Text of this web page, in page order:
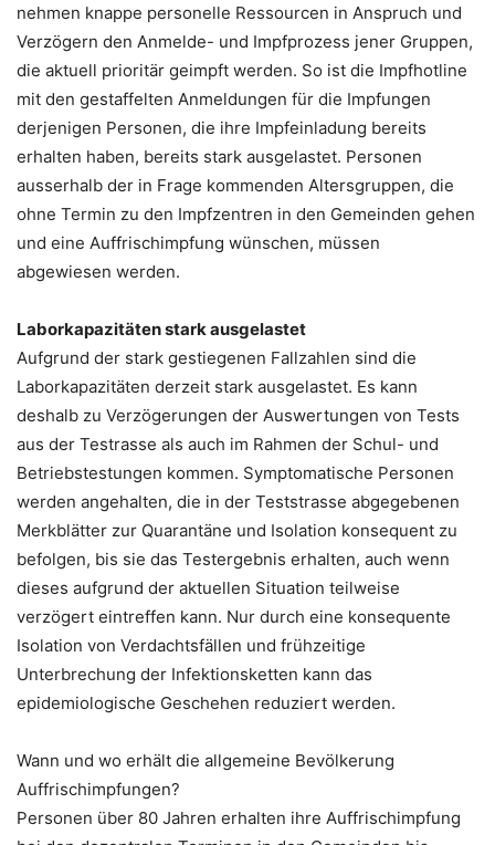
nehmen knappe personelle Ressourcen in Anspruch und
Verzögern den Anmelde- und Impfprozess jener Gruppen,
die aktuell prioritär geimpft werden. So ist die Impfhotline
mit den gestaffelten Anmeldungen für die Impfungen
derjenigen Personen, die ihre Impfeinladung bereits
erhalten haben, bereits stark ausgelastet. Personen
ausserhalb der in Frage kommenden Altersgruppen, die
ohne Termin zu den Impfzentren in den Gemeinden gehen
und eine Auffrischimpfung wünschen, müssen
abgewiesen werden.
Laborkapazitäten stark ausgelastet
Aufgrund der stark gestiegenen Fallzahlen sind die
Laborkapazitäten derzeit stark ausgelastet. Es kann
deshalb zu Verzögerungen der Auswertungen von Tests
aus der Testrasse als auch im Rahmen der Schul- und
Betriebstestungen kommen. Symptomatische Personen
werden angehalten, die in der Teststrasse abgegebenen
Merkblätter zur Quarantäne und Isolation konsequent zu
befolgen, bis sie das Testergebnis erhalten, auch wenn
dieses aufgrund der aktuellen Situation teilweise
verzögert eintreffen kann. Nur durch eine konsequente
Isolation von Verdachtsfällen und frühzeitige
Unterbrechung der Infektionsketten kann das
epidemiologische Geschehen reduziert werden.
Wann und wo erhält die allgemeine Bevölkerung
Auffrischimpfungen?
Personen über 80 Jahren erhalten ihre Auffrischimpfung